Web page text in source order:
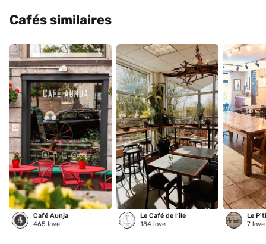
Cafés similaires
Café Aunja
465 love
Le Café de l’île
184 love
Le
7 love